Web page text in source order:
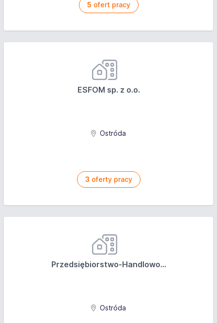
5 ofert pracy
ESFOM sp. z o.o.
Ostróda
3 oferty pracy
Przedsiębiorstwo-Handlowo...
Ostróda